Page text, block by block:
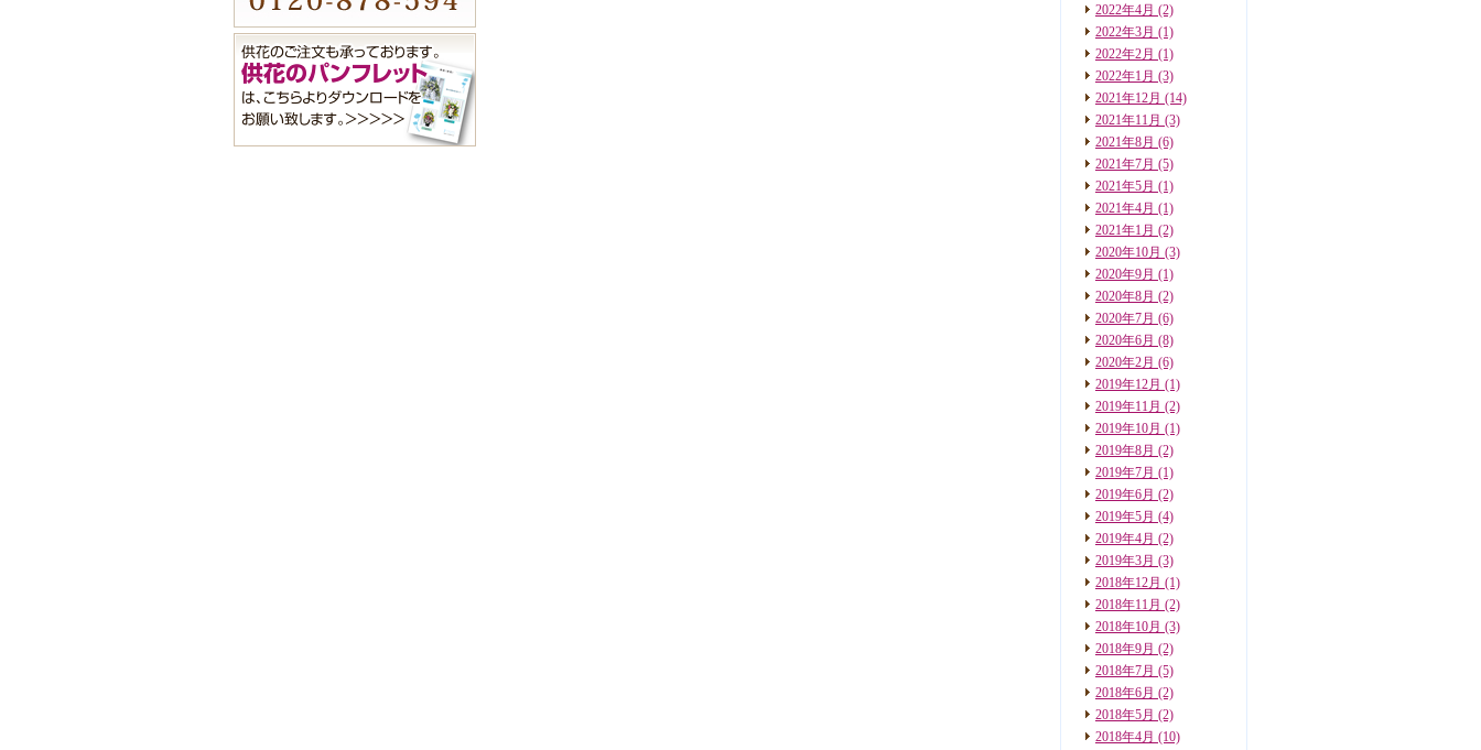
2022年4月 (2)
2022年3月 (1)
2022年2月 (1)
2022年1月 (3)
2021年12月 (14)
2021年11月 (3)
2021年8月 (6)
2021年7月 (5)
2021年5月 (1)
2021年4月 (1)
2021年1月 (2)
2020年10月 (3)
2020年9月 (1)
2020年8月 (2)
2020年7月 (6)
2020年6月 (8)
2020年2月 (6)
2019年12月 (1)
2019年11月 (2)
2019年10月 (1)
2019年8月 (2)
2019年7月 (1)
2019年6月 (2)
2019年5月 (4)
2019年4月 (2)
2019年3月 (3)
2018年12月 (1)
2018年11月 (2)
2018年10月 (3)
2018年9月 (2)
2018年7月 (5)
2018年6月 (2)
2018年5月 (2)
2018年4月 (10)